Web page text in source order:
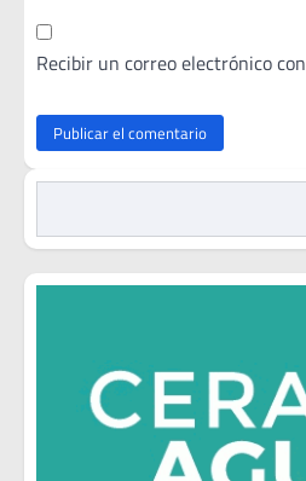
Recibir un correo electrónico